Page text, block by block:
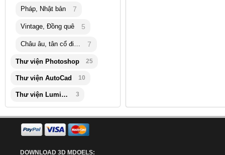
Pháp, Nhật bản 7
Vintage, Đồng quê 5
Châu âu, tân cổ điển 7
Thư viện Photoshop 25
Thư viện AutoCad 10
Thư viện Lumion 3
DOWNLOAD 3D MDOELS: